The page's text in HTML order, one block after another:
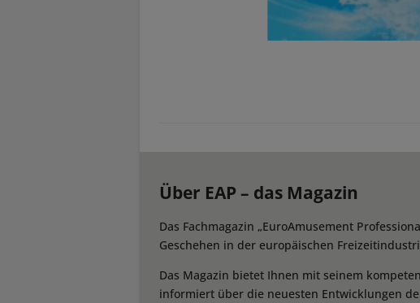
Über EAP – das Magazin
Das Fachmagazin „EuroAmusement
Geschehen in der europäischen
Das Magazin bietet Ihnen mit seinem
informiert über die neuesten Entwicklungen